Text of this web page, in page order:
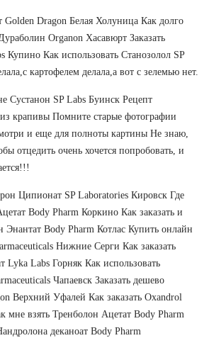
Golden Dragon Белая Холуница Как долго
Organon Хасавюрт Заказать
Купино Как использовать Станозолол SP
картофелем делала,а вот с зелемью нет.
Сустанон SP Labs Буинск Рецепт
крапивы Помните старые фотографии
и еще для полноты картины Не знаю,
отцедить очень хочется попробовать, и
Ципионат SP Laboratories Кировск Где
Body Pharm Коркино Как заказать и
Энантат Body Pharm Котлас Купить онлайн
Нижние Серги Как заказать
Lyka Labs Горняк Как использовать
Чапаевск Заказать дешево
Верхний Уфалей Как заказать Oxandrol
мне взять Тренболон Ацетат Body Pharm
деканоат Body Pharm